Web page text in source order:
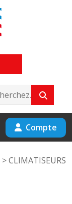
Compte
> CLIMATISEURS